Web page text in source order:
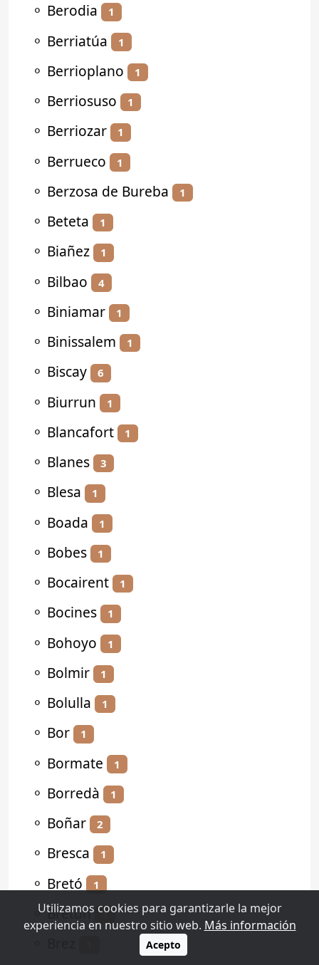
⚬ Berodia 1
⚬ Berriatúa 1
⚬ Berrioplano 1
⚬ Berriosuso 1
⚬ Berriozar 1
⚬ Berrueco 1
⚬ Berzosa de Bureba 1
⚬ Beteta 1
⚬ Biañez 1
⚬ Bilbao 4
⚬ Biniamar 1
⚬ Binissalem 1
⚬ Biscay 6
⚬ Biurrun 1
⚬ Blancafort 1
⚬ Blanes 3
⚬ Blesa 1
⚬ Boada 1
⚬ Bobes 1
⚬ Bocairent 1
⚬ Bocines 1
⚬ Bohoyo 1
⚬ Bolmir 1
⚬ Bolulla 1
⚬ Bor 1
⚬ Bormate 1
⚬ Borredà 1
⚬ Boñar 2
⚬ Bresca 1
⚬ Bretó 1
⚬Bretún 1
Utilizamos cookies para garantizarle la mejor
experiencia en nuestro sitio web. Más información
Acepto